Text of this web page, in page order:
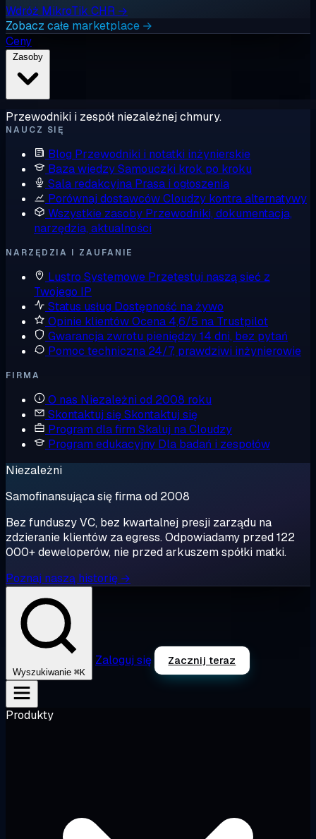
Wdróż MikroTik CHR →
Zobacz całe marketplace →
Ceny
Przewodniki i zespół niezależnej chmury.
NAUCZ SIĘ
Blog Przewodniki i notatki inżynierskie
Baza wiedzySamouczki krok po kroku
Sala redakcyjna Prasa i ogłoszenia
Porównaj dostawcówCloudzy kontra alternatywy
Wszystkie zasoby Przewodniki, dokumentacja,
narzędzia, aktualności
NARZĘDZIA I ZAUFANIE
Lustro Systemowe Przetestuj naszą sieć z
Twojego IP
Status usług Dostępność na żywo
Opinie klientówOcena 4,6/5 na Trustpilot
Gwarancja zwrotu pieniędzy14 dni, bez pytań
Pomoc techniczna 24/7, prawdziwi inżynierowie
FIRMA
O nas Niezależni od 2008 roku
Skontaktuj sięSkontaktuj się
Program dla firm Skaluj na Cloudzy
Program edukacyjny Dla badań i zespołów
Niezależni
Samofinansująca się firma od 2008
Bez funduszy VC, bez kwartalnej presji zarządu na
zdzieranie klientów za egress. Odpowiadamy przed 122
000+ deweloperów, nie przed arkuszem spółki matki.
Poznaj naszą historię →
Wyszukiwanie ⌘K
Zaloguj się Zacznij teraz
Produkty